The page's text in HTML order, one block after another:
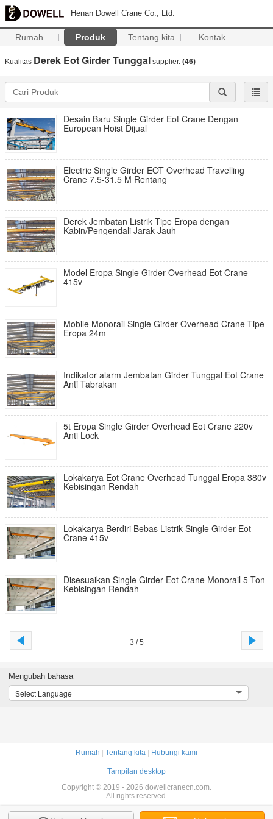
Henan Dowell Crane Co., Ltd.
Rumah Produk Tentang kita Kontak
Kualitas Derek Eot Girder Tunggal supplier. (46)
Desain Baru Single Girder Eot Crane Dengan
European Hoist Dijual
Electric Single Girder EOT Overhead Travelling
Crane 7.5-31.5 M Rentang
Derek Jembatan Listrik Tipe Eropa dengan
Kabin/Pengendali Jarak Jauh
Model Eropa Single Girder Overhead Eot Crane
415v
Mobile Monorail Single Girder Overhead Crane Tipe
Eropa 24m
Indikator alarm Jembatan Girder Tunggal Eot Crane
Anti Tabrakan
5t Eropa Single Girder Overhead Eot Crane 220v
Anti Lock
Lokakarya Eot Crane Overhead Tunggal Eropa 380v
Kebisingan Rendah
Lokakarya Berdiri Bebas Listrik Single Girder Eot
Crane 415v
Disesuaikan Single Girder Eot Crane Monorail 5 Ton
Kebisingan Rendah
3 / 5
Mengubah bahasa
Select Language
Rumah Tentang kita Hubungi kami
Tampilan desktop
Copyright © 2019 - 2026 dowellcranecn.com.
All rights reserved.